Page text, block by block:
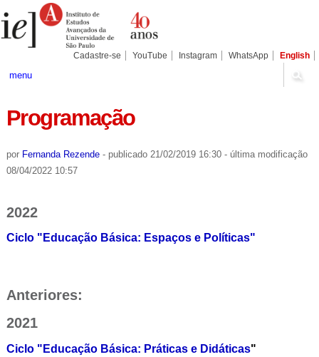
para
conteúdo.
Pessoais
Cadastre-se YouTube Instagram WhatsApp English
menu
Programação
por Fernanda Rezende - publicado21/02/2019 16:30 - última modificação
08/04/2022 10:57
2022
Ciclo " Educação Básica: Espaços e Políticas"
Anteriores:
2021
Ciclo "Educação Básica: Práticas e Didáticas"